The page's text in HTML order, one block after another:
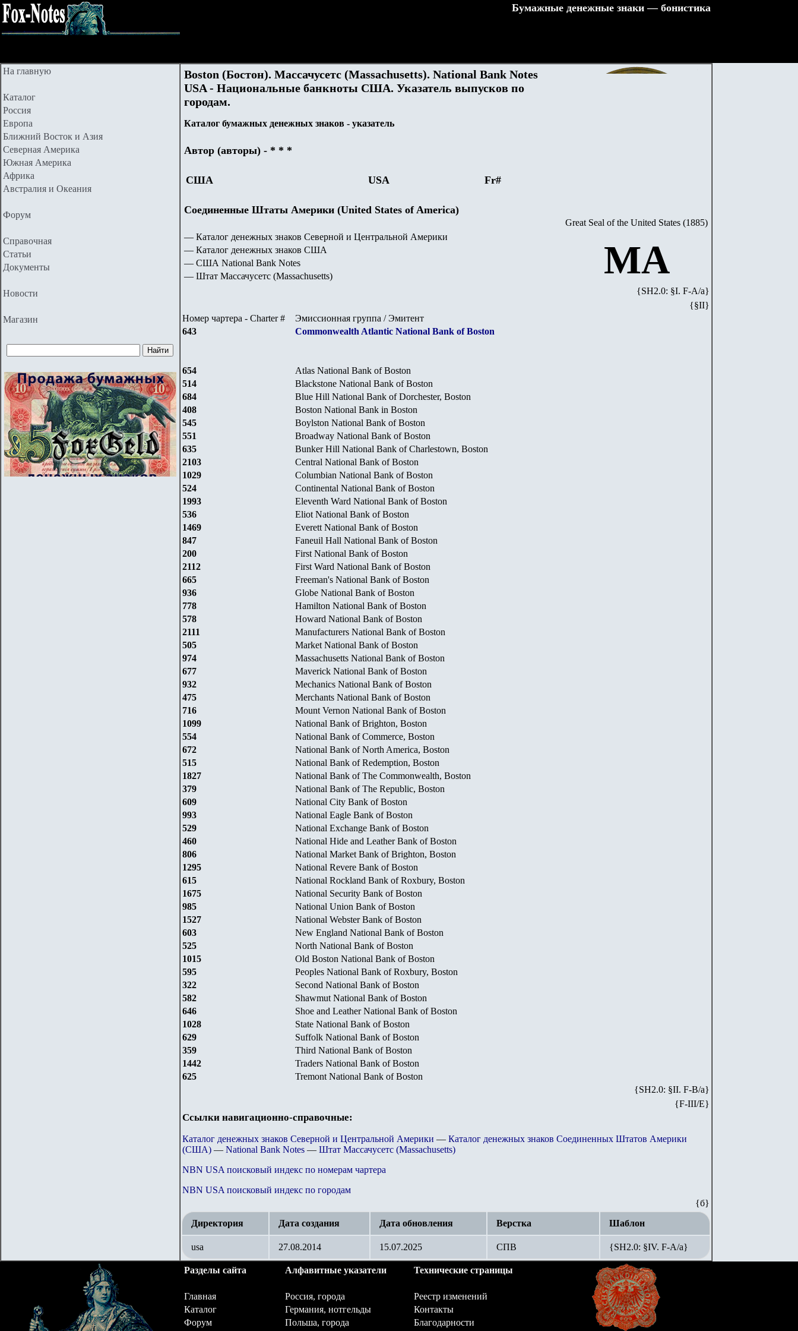
Бумажные денежные знаки — бонистика
На главную
Каталог
Россия
Европа
Ближний Восток и Азия
Северная Америка
Южная Америка
Африка
Австралия и Океания
Форум
Справочная
Статьи
Документы
Новости
Магазин
Boston (Бостон). Массачусетс (Massachusetts). National Bank Notes
USA - Национальные банкноты США. Указатель выпусков по
городам.
Каталог бумажных денежных знаков - указатель
Автор (авторы) - * * *
США USA Fr#
Соединенные Штаты Америки (United States of America)
— Каталог денежных знаков Северной и Центральной Америки
— Каталог денежных знаков США
— США National Bank Notes
— Штат Массачусетс (Massachusetts)
Great Seal of the United States (1885)
MA
{SH2.0: §I. F-А/а}
{§II}
Номер чартера - Charter #
Эмиссионная группа / Эмитент
643
Commonwealth Atlantic National Bank of Boston
654
Atlas National Bank of Boston
514
Blackstone National Bank of Boston
684
Blue Hill National Bank of Dorchester, Boston
408
Boston National Bank in Boston
545
Boylston National Bank of Boston
551
Broadway National Bank of Boston
635
Bunker Hill National Bank of Charlestown, Boston
2103
Central National Bank of Boston
1029
Columbian National Bank of Boston
524
Continental National Bank of Boston
1993
Eleventh Ward National Bank of Boston
536
Eliot National Bank of Boston
1469
Everett National Bank of Boston
847
Faneuil Hall National Bank of Boston
200
First National Bank of Boston
2112
First Ward National Bank of Boston
665
Freeman's National Bank of Boston
936
Globe National Bank of Boston
778
Hamilton National Bank of Boston
578
Howard National Bank of Boston
2111
Manufacturers National Bank of Boston
505
Market National Bank of Boston
974
Massachusetts National Bank of Boston
677
Maverick National Bank of Boston
932
Mechanics National Bank of Boston
475
Merchants National Bank of Boston
716
Mount Vernon National Bank of Boston
1099
National Bank of Brighton, Boston
554
National Bank of Commerce, Boston
672
National Bank of North America, Boston
515
National Bank of Redemption, Boston
1827
National Bank of The Commonwealth, Boston
379
National Bank of The Republic, Boston
609
National City Bank of Boston
993
National Eagle Bank of Boston
529
National Exchange Bank of Boston
460
National Hide and Leather Bank of Boston
806
National Market Bank of Brighton, Boston
1295
National Revere Bank of Boston
615
National Rockland Bank of Roxbury, Boston
1675
National Security Bank of Boston
985
National Union Bank of Boston
1527
National Webster Bank of Boston
603
New England National Bank of Boston
525
North National Bank of Boston
1015
Old Boston National Bank of Boston
595
Peoples National Bank of Roxbury, Boston
322
Second National Bank of Boston
582
Shawmut National Bank of Boston
646
Shoe and Leather National Bank of Boston
1028
State National Bank of Boston
629
Suffolk National Bank of Boston
359
Third National Bank of Boston
1442
Traders National Bank of Boston
625
Tremont National Bank of Boston
{SH2.0: §II. F-B/а}
{F-III/E}
Ссылки навигационно-справочные:
Каталог денежных знаков Северной и Центральной Америки — Каталог денежных знаков Соединенных Штатов Америки
(США) — National Bank Notes — Штат Массачусетс (Massachusetts)
NBN USA поисковый индекс по номерам чартера
NBN USA поисковый индекс по городам
{б}
Директория
Дата создания Дата обновления Верстка Шаблон
usa 27.08.2014 15.07.2025 СПВ {SH2.0: §IV. F-А/а}
Разделы сайта Алфавитные указатели Технические страницы
Главная Россия, города
Реестр изменений
Каталог
Германия, нотгельды
Контакты
Форум
Польша, города
Благодарности